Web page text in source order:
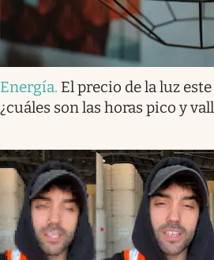
Energía. El precio de la luz
¿cuáles son las horas pico y